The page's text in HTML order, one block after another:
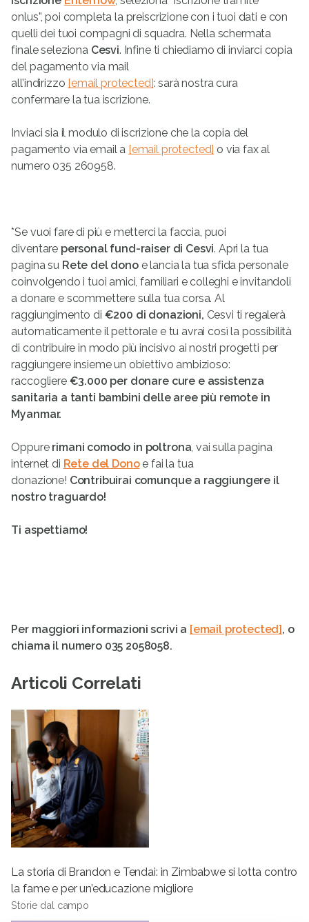
onlus”, poi completa la preiscrizione con i tuoi dati e con
quelli dei tuoi compagni di squadra. Nella schermata
finale seleziona Cesvi. Infine ti chiediamo di inviarci copia
del pagamento via mail
all’indirizzo [email protected]: sarà nostra cura
confermare la tua iscrizione.
Inviaci sia il modulo di iscrizione che la copia del
pagamento via email a [email protected] o via fax al
numero 035 260958.
*Se vuoi fare di più e metterci la faccia, puoi
diventare personal fund-raiser di Cesvi. Apri la tua
pagina su Rete del donoe lancia la tua sfida personale
coinvolgendo i tuoi amici, familiari e colleghi e invitandoli
a donare e scommettere sulla tua corsa. Al
raggiungimento di €200 di donazioni, Cesvi ti regalerà
automaticamente il pettorale e tu avrai così la possibilità
di contribuire in modo più incisivo ai nostri progetti per
raggiungere insieme un obiettivo ambizioso:
raccogliere €3.000 per donare cure e assistenza
sanitaria a tanti bambini delle aree più remote in
Myanmar.
Oppure rimani comodo in poltrona, vai sulla pagina
internet di Rete del Donoe fai la tua
donazione! Contribuirai comunque a raggiungere il
nostro traguardo!
Ti aspettiamo!
Per maggiori informazioni scrivi a [email protected], o
chiama il numero 035 2058058.
Articoli Correlati
La storia di Brandon e Tendai: in Zimbabwe si lotta contro
la fame e per un’educazione migliore
Storie dal campo